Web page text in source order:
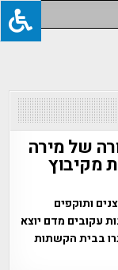
של מירה
מקיבוץ
ניצנים ותוקפים
עקובים מדם יוצא
בבית הקשתות